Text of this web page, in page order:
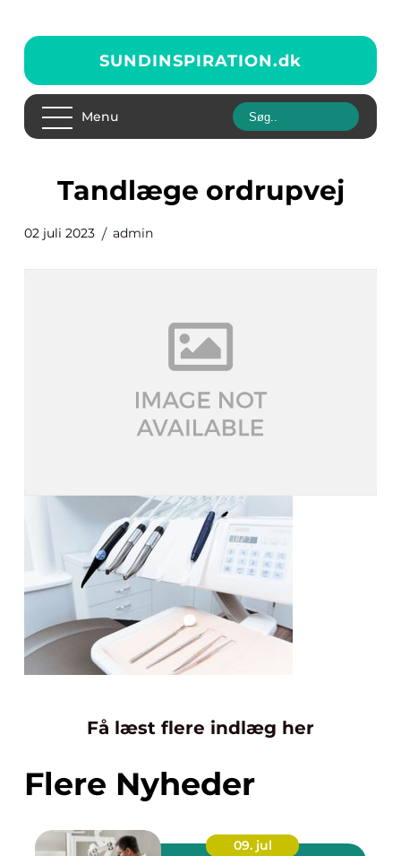
SUNDINSPIRATION.dk
Menu
tandlæge ordrupvej
02 juli 2023 admin
Få læst flere indlæg her
Flere Nyheder
09. jul